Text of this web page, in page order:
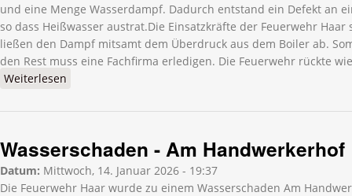
und eine Menge Wasserdampf. Dadurch entstand ein Defekt an
so dass Heißwasser austrat.Die Einsatzkräfte der Feuerwehr
ließen den Dampf mitsamt dem Überdruck aus dem Boiler ab.
den Rest muss eine Fachfirma erledigen. Die Feuerwehr rückte
Weiterlesen
Wasserschaden - Am Handwerkerhof
Datum: Mittwoch, 14. Januar 2026 - 19:37
Die Feuerwehr Haar wurde zu einem Wasserschaden Am